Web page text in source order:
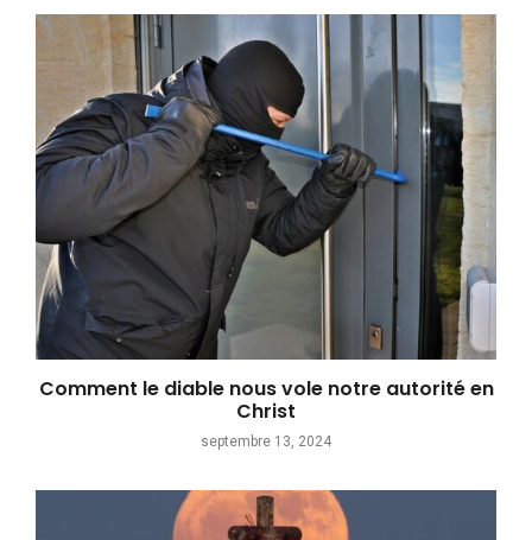
Comment le diable nous vole notre autorité en
Christ
septembre 13, 2024